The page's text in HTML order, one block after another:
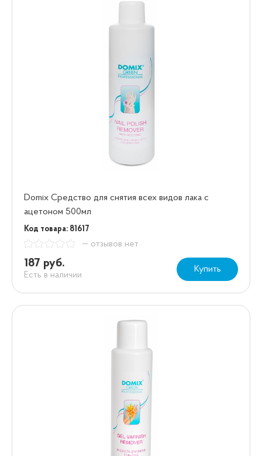
Domix Средство для снятия всех видов лака с
ацетоном 500мл
Код товара: 81617
— отзывов нет
187 руб.
Есть в наличии
Купить